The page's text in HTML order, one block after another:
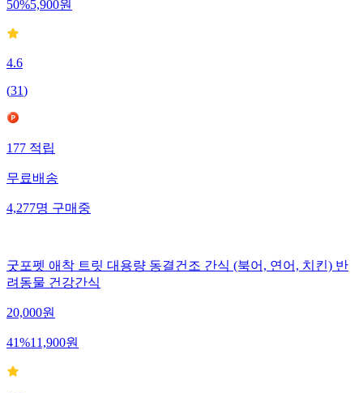
50%5,900원
4.6
(31)
177 적립
무료배송
4,277명 구매중
굿포펫 애착 트릿 대용량 동결건조 간식 (북어, 연어, 치킨) 반
려동물 건강간식
20,000원
41%11,900원